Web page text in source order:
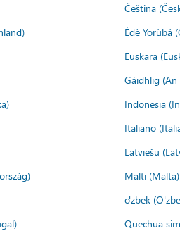
Čeština
Èdè Yorùbá
Euskara
Gàidhlig
Indonesia
Italiano
Latviešu
Malti (Malta)
o'zbek
Quechua